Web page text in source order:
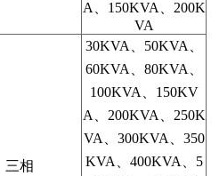
A、150KVA、200K
VA
三相
30KVA、50KVA、
60KVA、80KVA、
100KVA、150KV
A、200KVA、250K
VA、300KVA、350
KVA、400KVA、5